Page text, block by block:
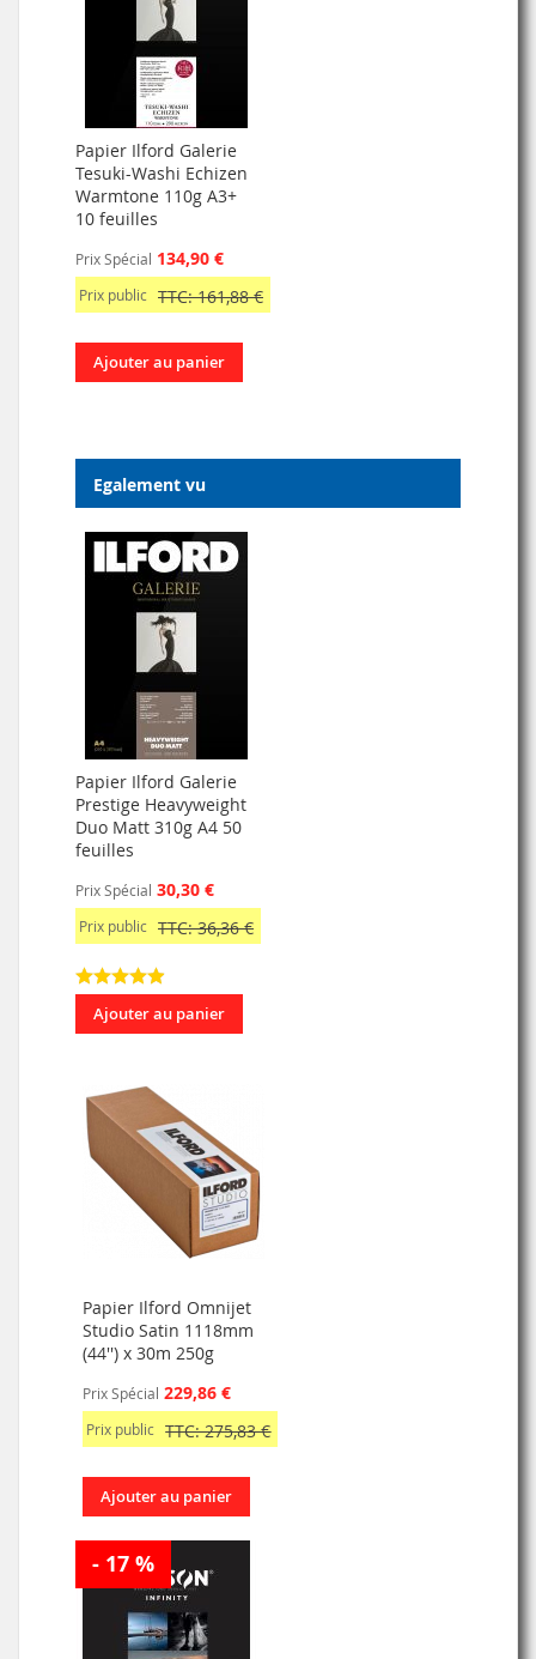
Papier Ilford Galerie
Tesuki-Washi Echizen
Warmtone 110g A3+
10 feuilles
Prix Spécial 134,90 €
Prix public TTC: 161,88 €
Ajouter au panier
Egalement vu
Papier Ilford Galerie
Prestige Heavyweight
Duo Matt 310g A4 50
feuilles
Prix Spécial 30,30 €
Prix public TTC: 36,36 €
Ajouter au panier
Papier Ilford Omnijet
Studio Satin 1118mm
(44'') x 30m 250g
Prix Spécial 229,86 €
Prix public TTC: 275,83 €
Ajouter au panier
- 17 %